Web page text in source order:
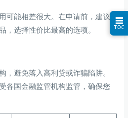
可能相差很大。在申请前，建议
，选择性价比最高的选项。
，避免落入高利贷或诈骗陷阱。
各国金融监管机构监管，确保您
☰
TOC